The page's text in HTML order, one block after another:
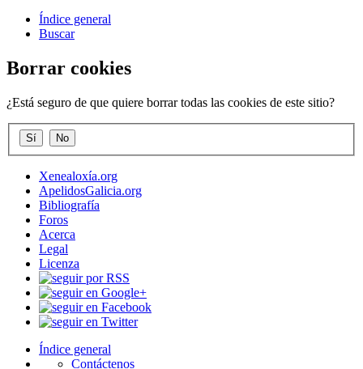
Índice general
Buscar
Borrar cookies
¿Está seguro de que quiere borrar todas las cookies de este sitio?
Xenealoxía.org
ApelidosGalicia.org
Bibliografía
Foros
Acerca
Legal
Licenza
Índice general
Contáctenos